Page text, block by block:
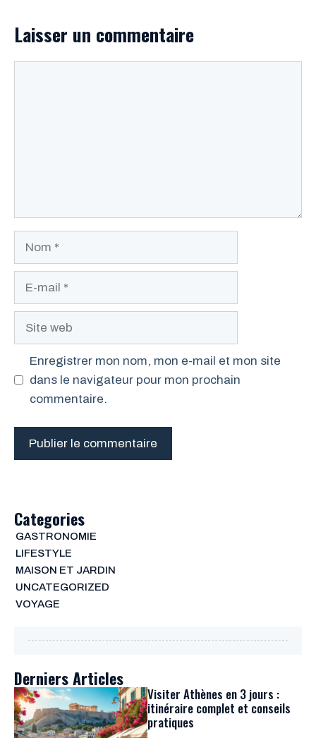
Laisser un commentaire
Site
Enregistrer mon nom, mon e-mail et mon site
dans le navigateur pour mon prochain
commentaire.
Categories
GASTRONOMIE
LIFESTYLE
MAISON ET JARDIN
UNCATEGORIZED
VOYAGE
Derniers Articles
Visiter Athènes en 3 jours :
itinéraire complet et conseils
pratiques